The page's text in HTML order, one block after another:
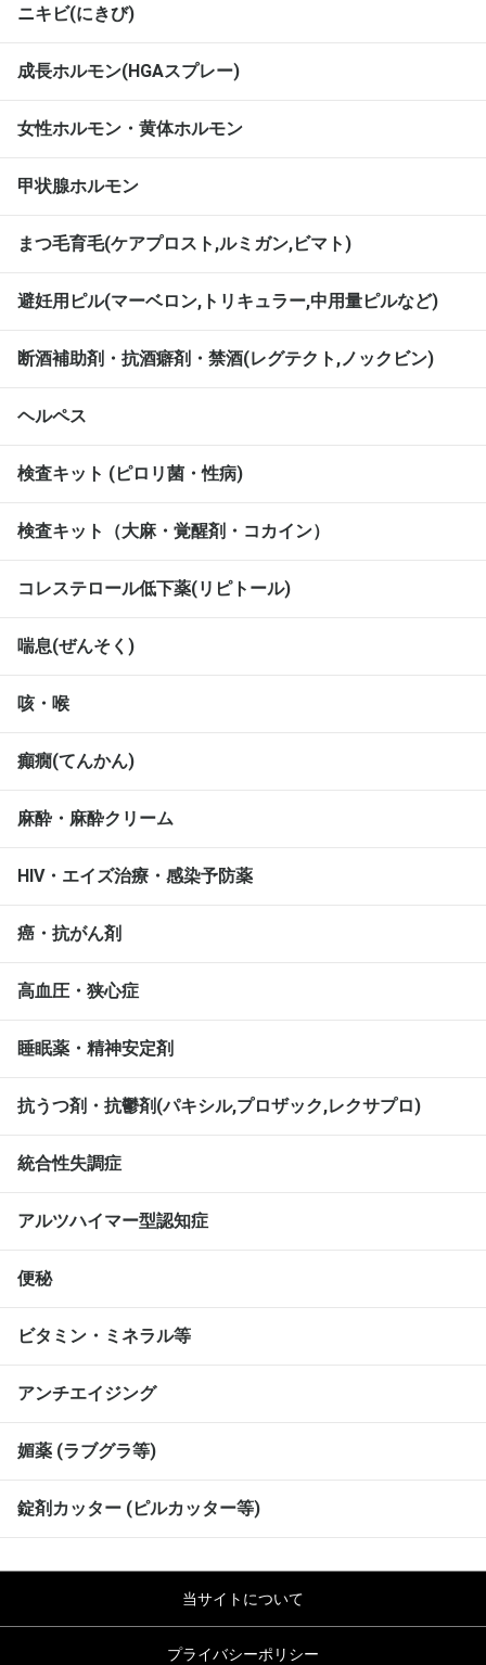
ニキビ(にきび)
成長ホルモン(HGAスプレー)
女性ホルモン・黄体ホルモン
甲状腺ホルモン
まつ毛育毛(ケアプロスト,ルミガン,ビマト)
避妊用ピル(マーベロン,トリキュラー,中用量ピルなど)
断酒補助剤・抗酒癖剤・禁酒(レグテクト,ノックビン)
ヘルペス
検査キット (ピロリ菌・性病)
検査キット（大麻・覚醒剤・コカイン）
コレステロール低下薬(リピトール)
喘息(ぜんそく)
咳・喉
癲癇(てんかん)
麻酔・麻酔クリーム
HIV・エイズ治療・感染予防薬
癌・抗がん剤
高血圧・狭心症
睡眠薬・精神安定剤
抗うつ剤・抗鬱剤(パキシル,プロザック,レクサプロ)
統合性失調症
アルツハイマー型認知症
便秘
ビタミン・ミネラル等
アンチエイジング
媚薬 (ラブグラ等)
錠剤カッター (ピルカッター等)
当サイトについて
プライバシーポリシー